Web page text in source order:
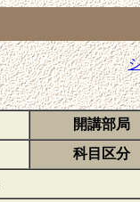
開講部局
科目区分